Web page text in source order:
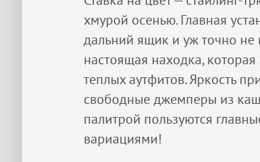
хмурой осенью. Главная
дальний ящик и уж точно не
настоящая находка,
теплых аутфитов. Яркость
свободные джемперы из
палитрой пользуются
вариациями!